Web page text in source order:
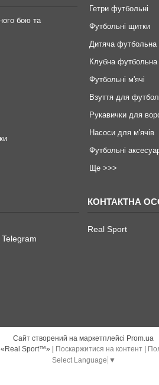
бою та
Гетри футбольні
Футбольні щитки
Дитяча
Клубна
Футбольні м'ячі
Взуття для
Рукавички для
Насоси для м'ячів
Футбольні
Ще >>>
Real Sport
Сайт створений на маркетплейсі Prom.ua
Спортивний магазин «Real Sport™» | Поскаржитися на контент |
Select Language ▼